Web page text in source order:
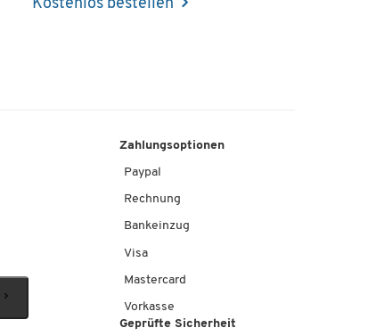
Kostenlos bestellen
Zahlungsoptionen
Paypal
Rechnung
Bankeinzug
Visa
Mastercard
Vorkasse
Geprüfte Sicherheit